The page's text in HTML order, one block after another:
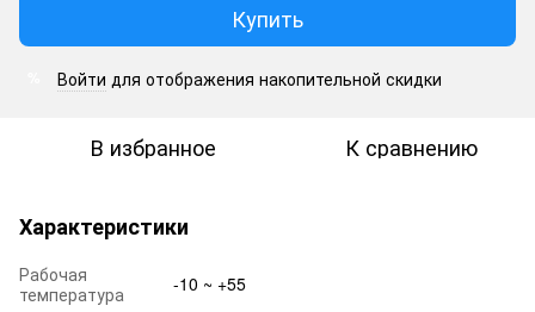
Купить
Войти для отображения накопительной скидки
В избранное К сравнению
Характеристики
Рабочая
температура
-10 ~ +55